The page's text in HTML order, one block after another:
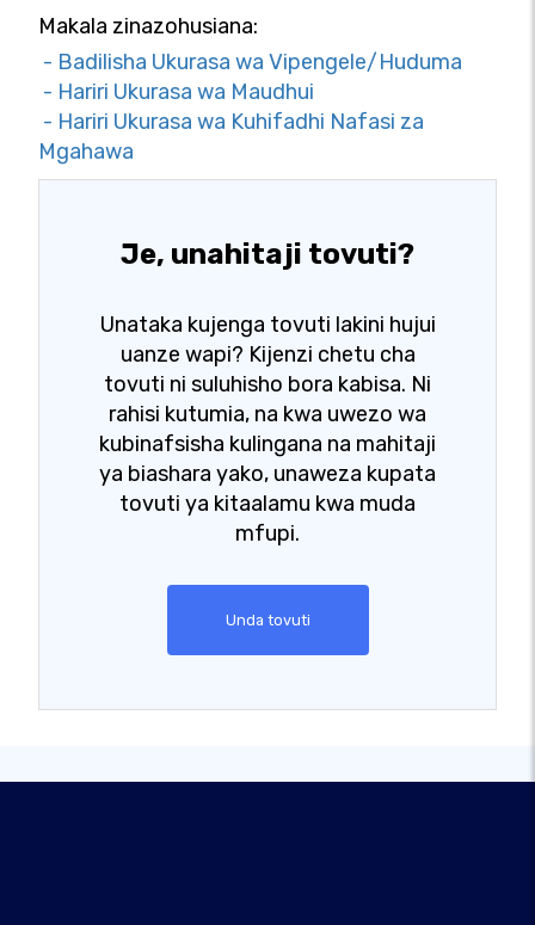
Makala zinazohusiana:
- Badilisha Ukurasa wa Vipengele/Huduma
- Hariri Ukurasa wa Maudhui
- Hariri Ukurasa wa Kuhifadhi Nafasi za
Mgahawa
Je, unahitaji tovuti?
Unataka kujenga tovuti lakini hujui
uanze wapi? Kijenzi chetu cha
tovuti ni suluhisho bora kabisa. Ni
rahisi kutumia, na kwa uwezo wa
kubinafsisha kulingana na mahitaji
ya biashara yako, unaweza kupata
tovuti ya kitaalamu kwa muda
mfupi.
Unda tovuti